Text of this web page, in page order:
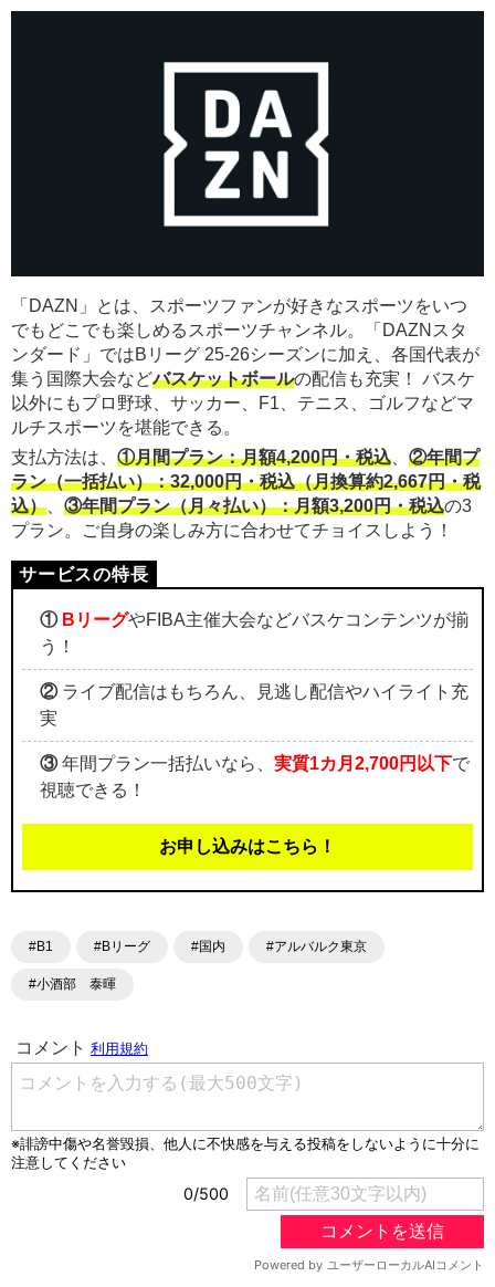
「DAZN」とは、スポーツファンが好きなスポーツをいつ
でもどこでも楽しめるスポーツチャンネル。「DAZNスタ
ンダード」ではBリーグ 25-26シーズンに加え、各国代表が
集う国際大会などバスケットボールの配信も充実！ バスケ
以外にもプロ野球、サッカー、F1、テニス、ゴルフなどマ
ルチスポーツを堪能できる。
支払方法は、 ①月間プラン：月額4,200円・税込、 ②年間プ
ラン（一括払い）：32,000円・税込（月換算約2,667円・税
込）、 ③年間プラン（月々払い）：月額3,200円・税込の3
プラン。ご自身の楽しみ方に合わせてチョイスしよう！
① BリーグやFIBA主催大会などバスケコンテンツが揃
う！
②ライブ配信はもちろん、見逃し配信やハイライト充
実
③年間プラン一括払いなら、 実質1カ月2,700円以下で
視聴できる！
お申し込みはこちら！
#B1 #Bリーグ #国内 #アルバルク東京
#小酒部 泰暉